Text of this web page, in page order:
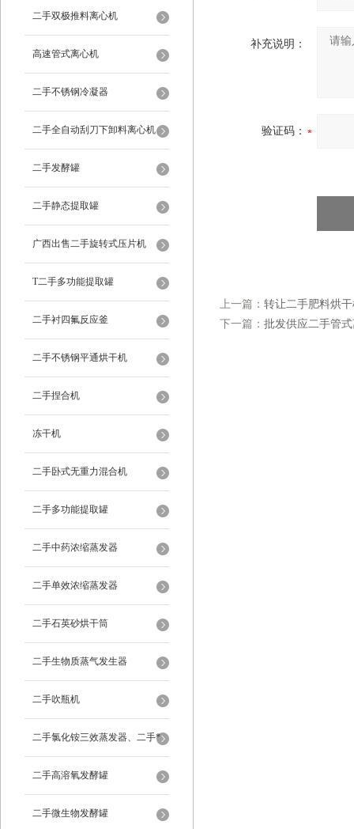
二手双极推料离心机
高速管式离心机
二手不锈钢冷凝器
二手全自动刮刀下卸料离心机
二手发酵罐
二手静态提取罐
广西出售二手旋转式压片机
T二手多功能提取罐
二手衬四氟反应釜
二手不锈钢平通烘干机
二手捏合机
冻干机
二手卧式无重力混合机
二手多功能提取罐
二手中药浓缩蒸发器
二手单效浓缩蒸发器
二手石英砂烘干筒
二手生物质蒸气发生器
二手吹瓶机
二手氯化铵三效蒸发器、二手*
蒸发器
二手高溶氧发酵罐
二手微生物发酵罐
补充说明：
验证码：
上一篇： 转让二手肥料烘
下一篇： 批发供应二手管